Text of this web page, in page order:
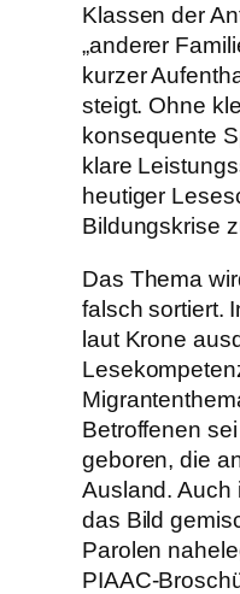
Klassen der
„anderer
kurzer
steigt. Ohne
konsequente
klare
heutiger
Bildungskrise
Das Thema
falsch sortiert.
laut Krone
Betroffenen
geboren, die
Ausland. Auch
das Bild
Parolen
PIAAC-